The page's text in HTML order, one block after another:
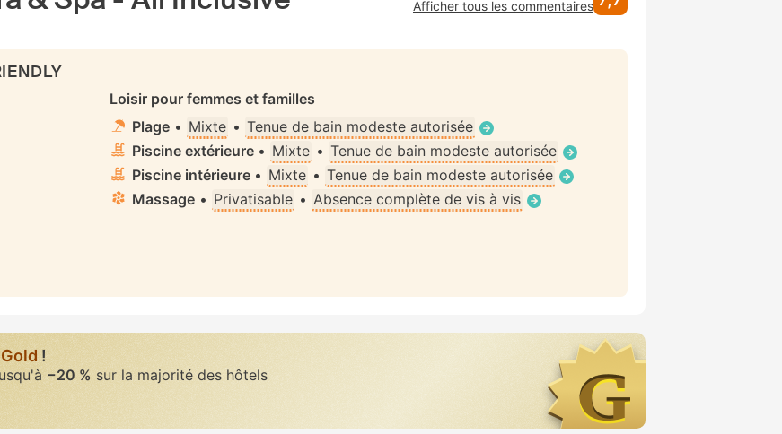
Afficher tous les commentaires
Loisir pour femmes et familles
Plage • Mixte • Tenue de bain modeste autorisée
Piscine extérieure • Mixte • Tenue de bain modeste autorisée
Piscine intérieure • Mixte • Tenue de bain modeste autorisée
Massage • Privatisable • Absence complète de vis à vis
Gold!
−20 % sur la majorité des hôtels